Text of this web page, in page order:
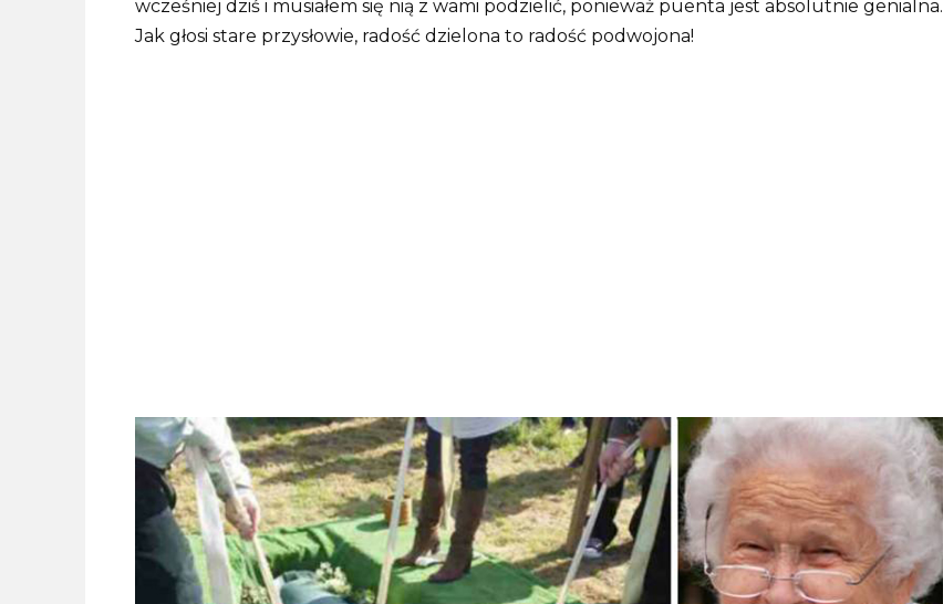
wcześniej dziś i musiałem się nią z wami podzielić, ponieważ puenta jest absolutnie genialna.
Jak głosi stare przysłowie, radość dzielona to radość podwojona!